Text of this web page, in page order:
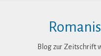
Blog zur Zeitschrift